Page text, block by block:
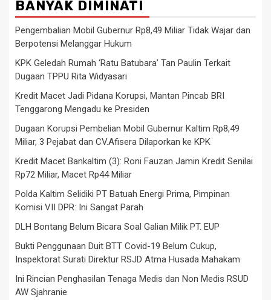
BANYAK DIMINATI
Pengembalian Mobil Gubernur Rp8,49 Miliar Tidak Wajar dan
Berpotensi Melanggar Hukum
KPK Geledah Rumah ‘Ratu Batubara’ Tan Paulin Terkait
Dugaan TPPU Rita Widyasari
Kredit Macet Jadi Pidana Korupsi, Mantan Pincab BRI
Tenggarong Mengadu ke Presiden
Dugaan Korupsi Pembelian Mobil Gubernur Kaltim Rp8,49
Miliar, 3 Pejabat dan CV.Afisera Dilaporkan ke KPK
Kredit Macet Bankaltim (3): Roni Fauzan Jamin Kredit Senilai
Rp72 Miliar, Macet Rp44 Miliar
Polda Kaltim Selidiki PT Batuah Energi Prima, Pimpinan
Komisi VII DPR: Ini Sangat Parah
DLH Bontang Belum Bicara Soal Galian Milik PT. EUP
Bukti Penggunaan Duit BTT Covid-19 Belum Cukup,
Inspektorat Surati Direktur RSJD Atma Husada Mahakam
Ini Rincian Penghasilan Tenaga Medis dan Non Medis RSUD
AW Sjahranie